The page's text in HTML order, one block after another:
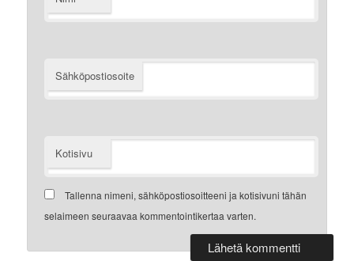
Sähköpostiosoite
Kotisivu
Tallenna nimeni, sähköpostiosoitteeni ja kotisivuni tähän
selaimeen seuraavaa kommentointikertaa varten.